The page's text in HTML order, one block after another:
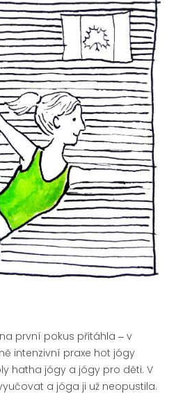
první pokus přitáhla ‒ v
intenzivní praxe hot jógy
hatha jógy a jógy pro děti. V
a jóga ji už neopustila.